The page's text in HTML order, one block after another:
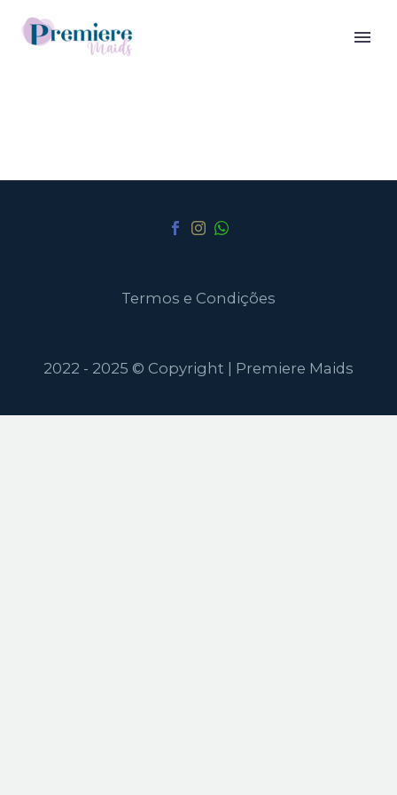
Termos e Condições
2022 - 2025 © Copyright | Premiere Maids